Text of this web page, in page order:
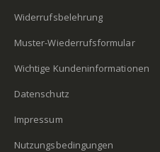
Widerrufsbelehrung
Muster-Wiederrufsformular
Wichtige Kundeninformationen
Datenschutz
Impressum
Nutzungsbedingungen